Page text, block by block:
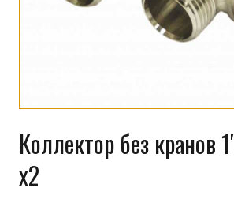
Коллектор без кранов
х2